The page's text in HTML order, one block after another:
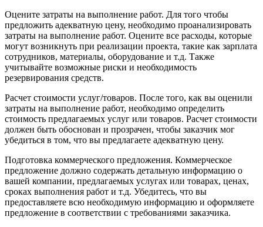
Оцените затраты на выполнение работ. Для того чтобы
предложить адекватную цену, необходимо проанализировать
затраты на выполнение работ. Оцените все расходы, которые
могут возникнуть при реализации проекта, такие как зарплата
сотрудников, материалы, оборудование и т.д. Также
учитывайте возможные риски и необходимость
резервирования средств.
Расчет стоимости услуг/товаров. После того, как вы оценили
затраты на выполнение работ, необходимо определить
стоимость предлагаемых услуг или товаров. Расчет стоимости
должен быть обоснован и прозрачен, чтобы заказчик мог
убедиться в том, что вы предлагаете адекватную цену.
Подготовка коммерческого предложения. Коммерческое
предложение должно содержать детальную информацию о
вашей компании, предлагаемых услугах или товарах, ценах,
сроках выполнения работ и т.д. Убедитесь, что вы
предоставляете всю необходимую информацию и оформляете
предложение в соответствии с требованиями заказчика.